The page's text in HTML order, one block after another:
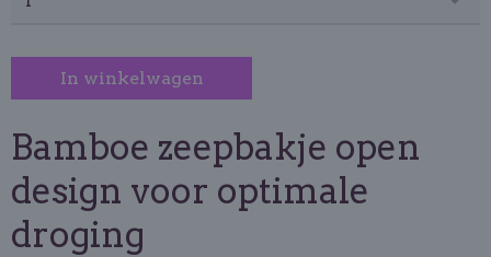
In winkelwagen
Bamboe zeepbakje open
design voor optimale
droging